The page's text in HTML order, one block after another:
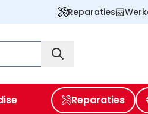
Reparaties
Reparaties